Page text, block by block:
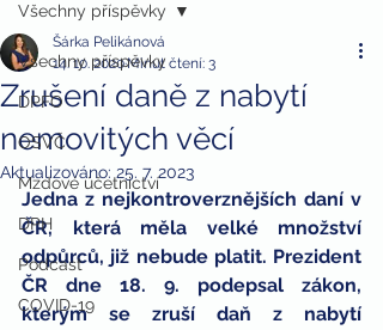
Všechny příspěvky
DPFO
OSVČ
Mzdové účetnictví
DPH
Podcast
COVID-19
Všechny příspěvky
Zrušení daně z nabytí
nemovitých věcí
Šárka Pelikánová
14. 10. 2020Minut čtení: 3
Aktualizováno: 25. 7. 2023
Jedna z nejkontroverznějších daní v
ČR, která měla velké množství
odpůrců, již nebude platit. Prezident
ČR dne 18. 9. podepsal zákon,
kterým se zruší daň z nabytí